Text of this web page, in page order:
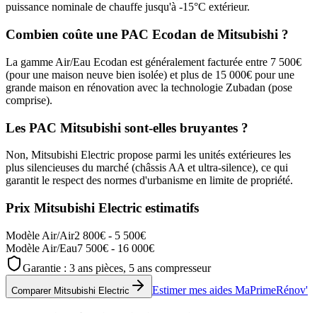
puissance nominale de chauffe jusqu'à -15°C extérieur.
Combien coûte une PAC Ecodan de Mitsubishi ?
La gamme Air/Eau Ecodan est généralement facturée entre 7 500€
(pour une maison neuve bien isolée) et plus de 15 000€ pour une
grande maison en rénovation avec la technologie Zubadan (pose
comprise).
Les PAC Mitsubishi sont-elles bruyantes ?
Non, Mitsubishi Electric propose parmi les unités extérieures les
plus silencieuses du marché (châssis AA et ultra-silence), ce qui
garantit le respect des normes d'urbanisme en limite de propriété.
Prix Mitsubishi Electric estimatifs
Modèle Air/Air2 800€ - 5 500€
Modèle Air/Eau7 500€ - 16 000€
Garantie : 3 ans pièces, 5 ans compresseur
Comparer Mitsubishi Electric Estimer mes aides MaPrimeRénov'